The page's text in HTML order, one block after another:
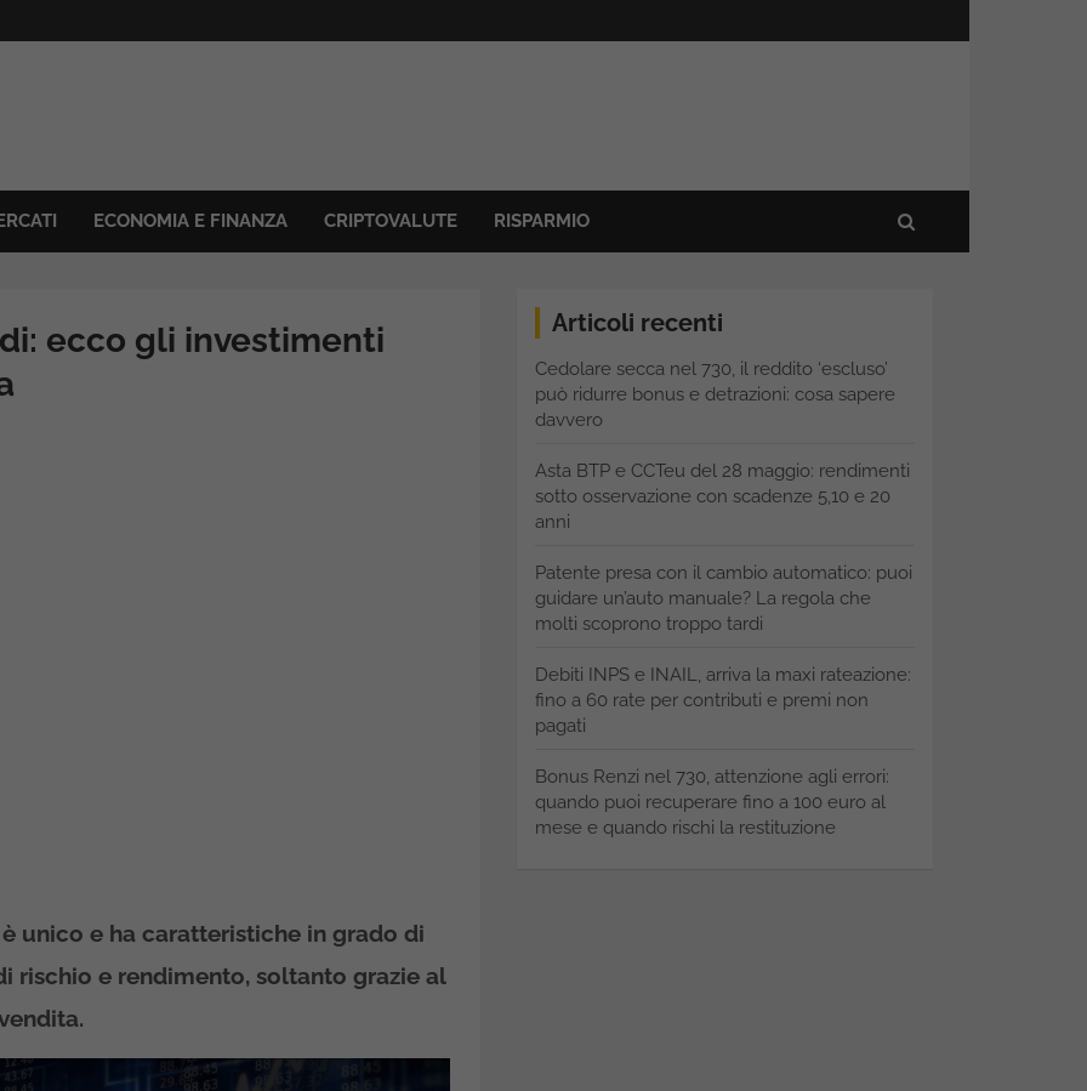
ECONOMIA E FINANZA CRIPTOVALUTE RISPARMIO
ecco gli investimenti
unico e ha caratteristiche in grado di
rischio e rendimento, soltanto grazie al
Articoli recenti
Cedolare secca nel 730, il reddito ‘escluso’
può ridurre bonus e detrazioni: cosa sapere
davvero
Asta BTP e CCTeu del 28 maggio: rendimenti
sotto osservazione con scadenze 5,10 e 20
anni
Patente presa con il cambio automatico: puoi
guidare un’auto manuale? La regola che
molti scoprono troppo tardi
Debiti INPS e INAIL, arriva la maxi rateazione:
fino a 60 rate per contributi e premi non
pagati
Bonus Renzi nel 730, attenzione agli errori:
quando puoi recuperare fino a 100 euro al
mese e quando rischi la restituzione